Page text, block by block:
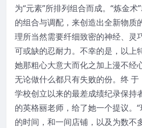
为“元素”所排列组合而成。“炼金
的组合与调配，来创造出全新物质
理所当然需要纤细致密的神经、灵
可或缺的忍耐力。不幸的是，以上
她那粗心大意大而化之加上漫不经
无论做什么都只有失败的份。终 于
学校创立以来的最差成绩纪录保持
的英格丽老师，给了她一个提议。
的时间，和一间店铺，以及为数不